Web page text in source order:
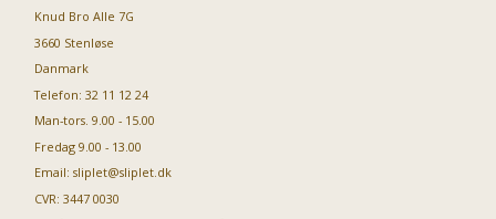
Knud Bro Alle 7G
3660 Stenløse
Danmark
Telefon: 32 11 12 24
Man-tors. 9.00 - 15.00
Fredag 9.00 - 13.00
Email: sliplet@sliplet.dk
CVR: 3447 0030